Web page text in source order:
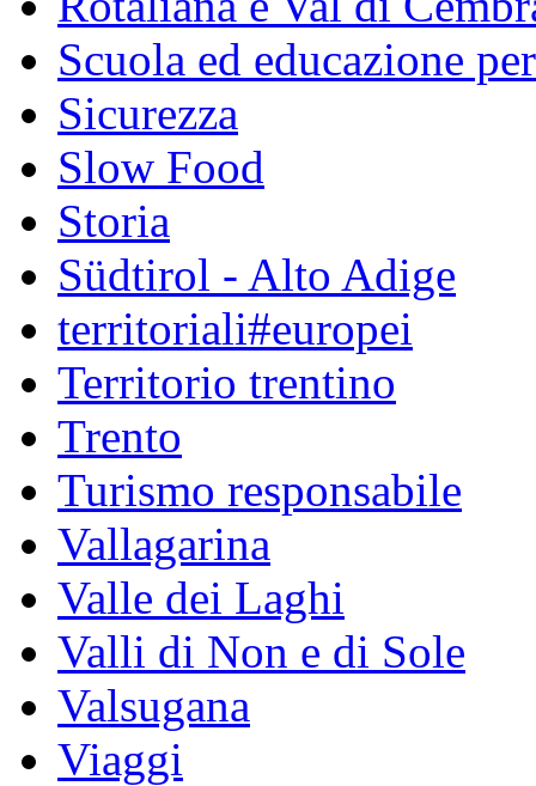
Scuola ed educazione
Sicurezza
Slow Food
Storia
Südtirol - Alto Adige
territoriali#europei
Territorio trentino
Trento
Turismo responsabile
Vallagarina
Valle dei Laghi
Valli di Non e di Sole
Valsugana
Viaggi